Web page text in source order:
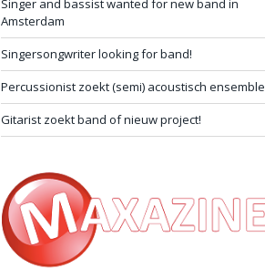
Singer and bassist wanted for new band in
Amsterdam
Singersongwriter looking for band!
Percussionist zoekt (semi) acoustisch ensemble
Gitarist zoekt band of nieuw project!